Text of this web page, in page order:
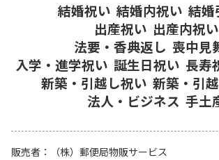
結婚祝い 結婚内祝い 結婚
出産祝い 出産内祝い
法要・香典返し 喪中見
入学・進学祝い 誕生日祝い 長寿
新築・引越し祝い 新築・引
法人・ビジネス 手土
販売者
（株）郵便局物販サービス